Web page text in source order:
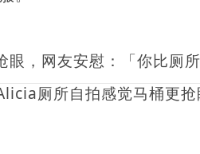
，网友安慰：「你比厕所